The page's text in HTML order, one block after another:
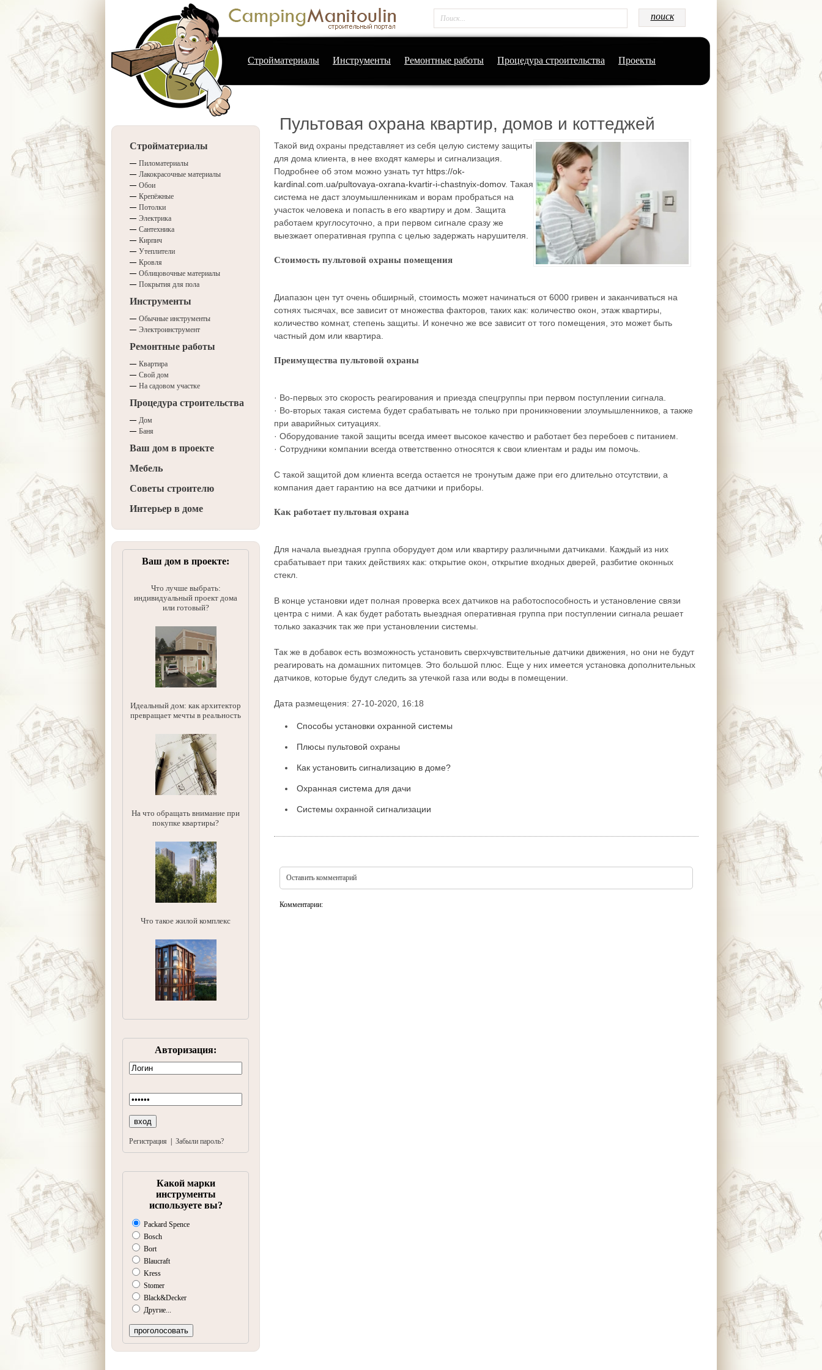
Стройматериалы Инструменты Ремонтные работы Процедура строительства Проекты
Пультовая охрана квартир, домов и коттеджей
Такой вид охраны представляет из себя целую систему защиты
для дома клиента, в нее входят камеры и сигнализация.
Подробнее об этом можно узнать тут https://ok-
kardinal.com.ua/pultovaya-oxrana-kvartir-i-chastnyix-domov. Такая
система не даст злоумышленникам и ворам пробраться на
участок человека и попасть в его квартиру и дом. Защита
работаем круглосуточно, а при первом сигнале сразу же
выезжает оперативная группа с целью задержать нарушителя.
Стоимость пультовой охраны помещения
Диапазон цен тут очень обширный, стоимость может начинаться от 6000 гривен и заканчиваться на
сотнях тысячах, все зависит от множества факторов, таких как: количество окон, этаж квартиры,
количество комнат, степень защиты. И конечно же все зависит от того помещения, это может быть
частный дом или квартира.
Преимущества пультовой охраны
· Во-первых это скорость реагирования и приезда спецгруппы при первом поступлении сигнала.
· Во-вторых такая система будет срабатывать не только при проникновении злоумышленников, а также
при аварийных ситуациях.
· Оборудование такой защиты всегда имеет высокое качество и работает без перебоев с питанием.
· Сотрудники компании всегда ответственно относятся к свои клиентам и рады им помочь.
С такой защитой дом клиента всегда остается не тронутым даже при его длительно отсутствии, а
компания дает гарантию на все датчики и приборы.
Как работает пультовая охрана
Для начала выездная группа оборудует дом или квартиру различными датчиками. Каждый из них
срабатывает при таких действиях как: открытие окон, открытие входных дверей, разбитие оконных
стекл.
В конце установки идет полная проверка всех датчиков на работоспособность и установление связи
центра с ними. А как будет работать выездная оперативная группа при поступлении сигнала решает
только заказчик так же при установлении системы.
Так же в добавок есть возможность установить сверхчувствительные датчики движения, но они не будут
реагировать на домашних питомцев. Это большой плюс. Еще у них имеется установка дополнительных
датчиков, которые будут следить за утечкой газа или воды в помещении.
Дата размещения: 27-10-2020, 16:18
Способы установки охранной системы
Плюсы пультовой охраны
Как установить сигнализацию в доме?
Охранная система для дачи
Системы охранной сигнализации
Оставить комментарий
Комментарии:
Стройматериалы
Пиломатериалы
Лакокрасочные материалы
Обои
Крепёжные
Потолки
Электрика
Сантехника
Кирпич
Утеплители
Кровля
Облицовочные материалы
Покрытия для пола
Инструменты
Обычные инструменты
Электроинструмент
Ремонтные работы
Квартира
Свой дом
На садовом участке
Процедура строительства
Дом
Баня
Ваш дом в проекте
Мебель
Советы строителю
Интерьер в доме
Ваш дом в проекте:
Что лучше выбрать:
индивидуальный проект дома
или готовый?
Идеальный дом: как архитектор
превращает мечты в реальность
На что обращать внимание при
покупке квартиры?
Что такое жилой комплекс
Авторизация:
Регистрация Забыли пароль?
Какой марки
инструменты
используете вы?
Packard Spence
Bosch
Bort
Blaucraft
Kress
Stomer
Black&Decker
Другие...